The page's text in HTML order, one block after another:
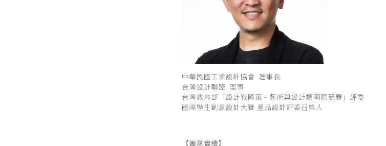
中華民國工業設計協會 理事長
台灣設計聯盟 理事
台灣教育部「設計戰國策 - 藝術與設計類國際競賽」評委
國際學生創意設計大賽 產品設計評委召集人
【團隊實績】